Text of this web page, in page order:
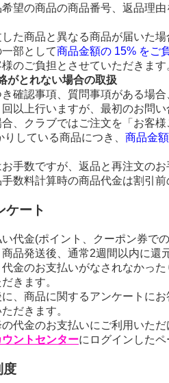
望の商品の商品番号、返品理
た商品と異なる商品が届いた
部として商品金額の 15% をご
のご負担とさせていただきます
がとれない場合の取扱
確認事項、質問事項がある場
以上行いますが、最初のお問
、クラブではご注文を「お客
している商品につき、 商品金
手数ですが、返品と再注文の
数料計算時の商品代金は割引
ケート
代金(ポイント、クーポン券で
品発送後、通常2週間以内に還
金のお支払いがなされなかっ
きます。
、商品に関するアンケートに
だきます。
代金のお支払いにご利用いた
ウントセンターにログインした
度